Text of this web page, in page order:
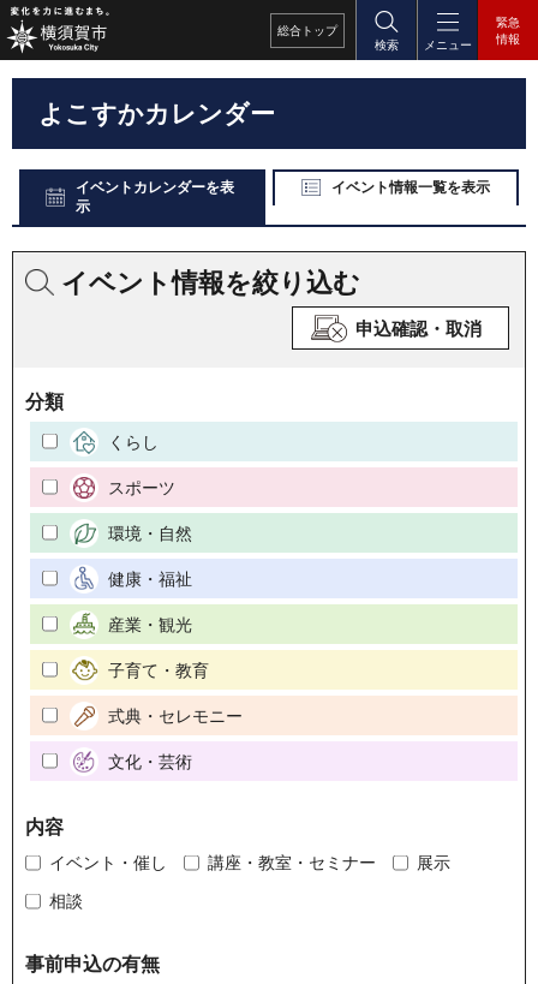
総合 トップ
検索
メニュー
緊急
情報
よこすかカレンダー
イベントカレンダーを表
示
イベント情報一覧を表示
イベント情報を絞り込む
申込確認・取消
分類
くらし
スポーツ
環境・自然
健康・福祉
産業・観光
子育て・教育
式典・セレモニー
文化・芸術
内容
イベント・催し 講座・教室・セミナー
展示
相談
事前申込の有無